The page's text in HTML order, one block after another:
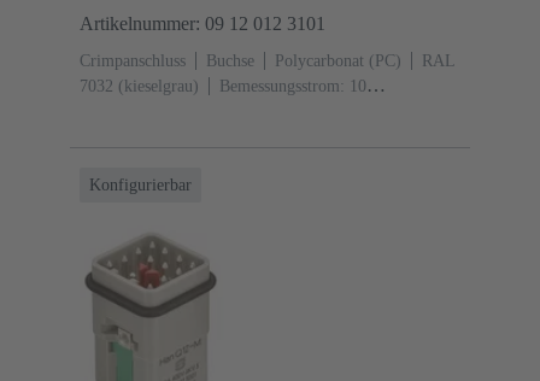
Artikelnummer: 09 12 012 3101
Crimpanschluss Buchse Polycarbonat (PC)
RAL
7032 (kieselgrau)
Bemessungsstrom: ‌10
Konfigurierbar